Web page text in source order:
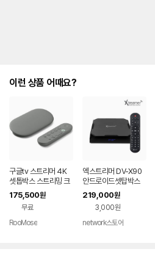
이런 상품 어때요?
구글tv 스트리머 4K
셋톱박스 스트리밍 크
롬 캐스트 미국직구 회
색 32 GB 5세대
175,500원
무료
RooMose
엑스트리머 DV-X90
안드로이드셋탑박스
UHD 4K 60Hz 디빅
스플레이어 4G+64
219,000원
3,000원
network스토어